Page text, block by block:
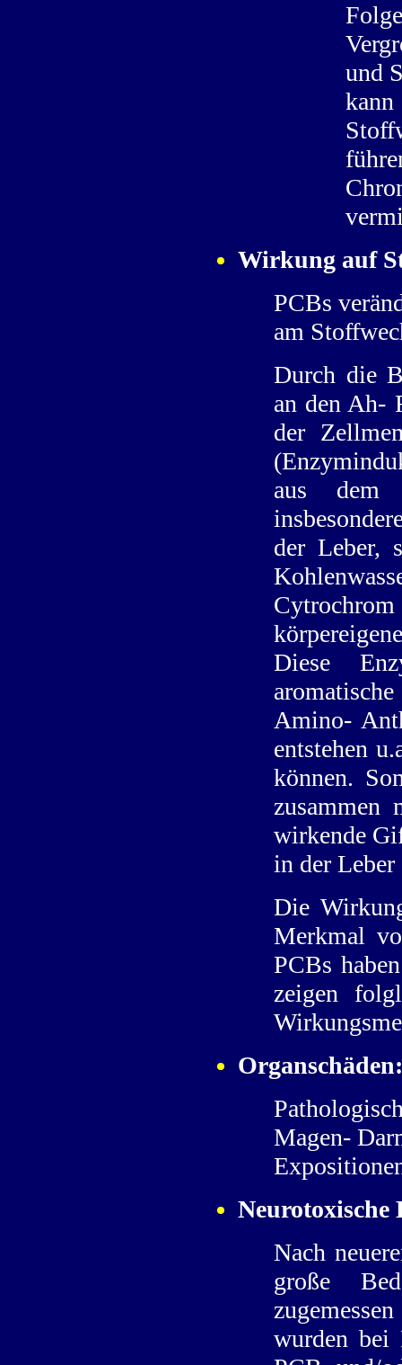
und
Wirkung auf
PCBs
am
Durch die
an den Ah-
der
aus dem
der Leber,
Diese
Amino-
entstehen
können.
zusammen
wirkende
in der
Die
Merkmal
PCBs
zeigen
Organschäden:
Magen-
Neurotoxische
Nach
große
wurden bei